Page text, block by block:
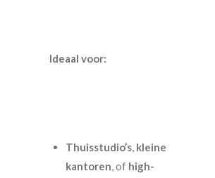
Ideaal voor:
Thuisstudio’s, kleine
kantoren, of high-